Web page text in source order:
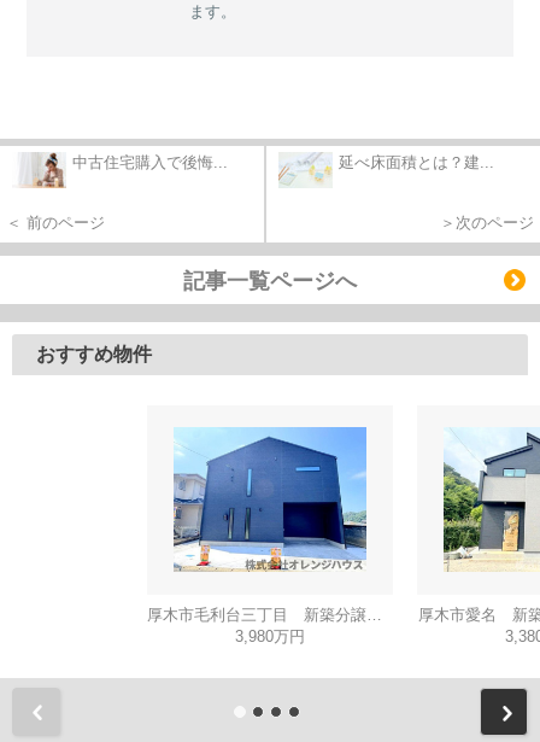
ます。
中古住宅購入で後悔...
＜ 前のページ
延べ床面積とは？建...
＞次のページ
記事一覧ページへ
おすすめ物件
3,980万円
厚木市愛名 新